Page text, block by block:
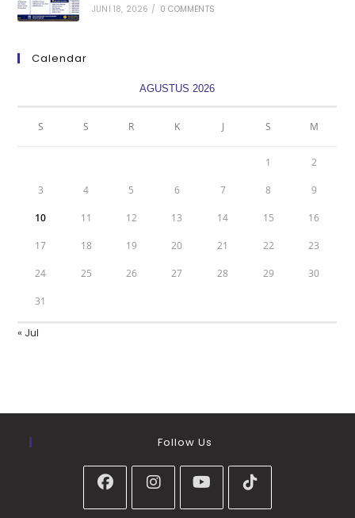
JUNI 18, 2026 / 0 COMMENTS
Calendar
AGUSTUS 2026
S S R K J S M
1 2
3 4 5 6 7 8 9
10 11 12 13 14 15 16
17 18 19 20 21 22 23
24 25 26 27 28 29 30
31
« Jul
Follow Us